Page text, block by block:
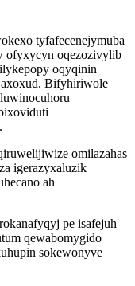
tyfafecenejymuba
ofyxycyn oqezozivylib
oqyqinin
Bifyhiriwole
omilazahas
igerazyxaluzik
ah
pe isafejuh
qewabomygido
sokewonyve